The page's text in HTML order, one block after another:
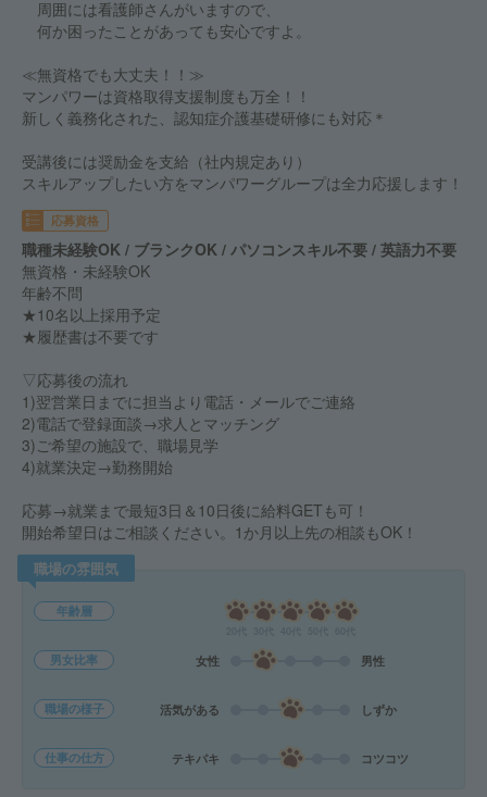
周囲には看護師さんがいますので、
何か困ったことがあっても安心ですよ。
≪無資格でも大丈夫！！≫
マンパワーは資格取得支援制度も万全！！
新しく義務化された、認知症介護基礎研修にも対応＊
受講後には奨励金を支給（社内規定あり）
スキルアップしたい方をマンパワーグループは全力応援します！
応募資格
職種未経験OK / ブランクOK / パソコンスキル不要 / 英語力不要
無資格・未経験OK
年齢不問
★10名以上採用予定
★履歴書は不要です
▽応募後の流れ
1)翌営業日までに担当より電話・メールでご連絡
2)電話で登録面談→求人とマッチング
3)ご希望の施設で、職場見学
4)就業決定→勤務開始
応募→就業まで最短3日＆10日後に給料GETも可！
開始希望日はご相談ください。1か月以上先の相談もOK！
職場の雰囲気
年齢層
男女比率 女性 男性
職場の様子 活気がある しずか
仕事の仕方 テキパキ コツコツ